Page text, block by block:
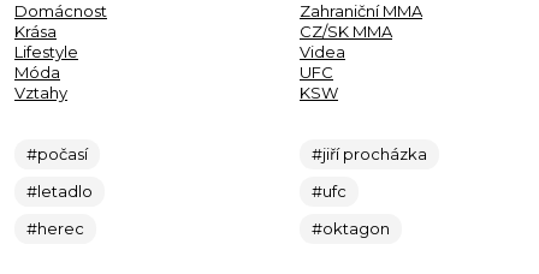
Domácnost
Krása
Lifestyle
Móda
Vztahy
#počasí
#letadlo
#herec
Zahraniční MMA
CZ/SK MMA
Videa
UFC
KSW
#jiří procházka
#ufc
#oktagon